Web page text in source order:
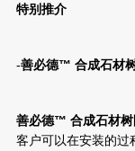
特别推介
-善必德™ 合成石材
善必德™ 合成石材
客户可以在安装的过